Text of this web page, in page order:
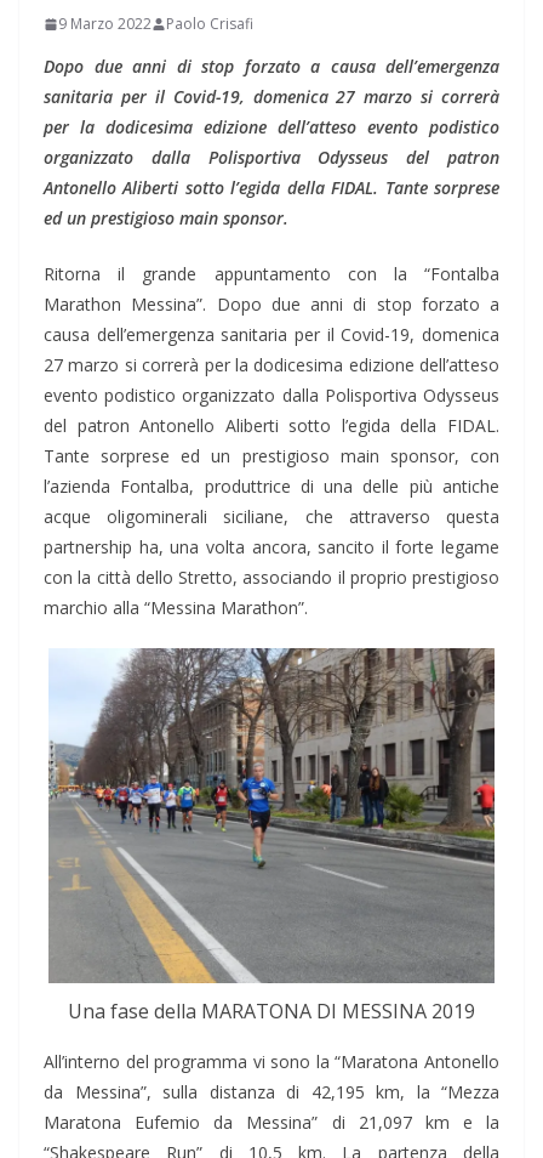
9 Marzo 2022 Paolo Crisafi
Dopo due anni di stop forzato a causa dell’emergenza
sanitaria per il Covid-19, domenica 27 marzo si correrà
per la dodicesima edizione dell’atteso evento podistico
organizzato dalla Polisportiva Odysseus del patron
Antonello Aliberti sotto l’egida della FIDAL. Tante sorprese
ed un prestigioso main sponsor.
Ritorna il grande appuntamento con la “Fontalba
Marathon Messina”. Dopo due anni di stop forzato a
causa dell’emergenza sanitaria per il Covid-19, domenica
27 marzo si correrà per la dodicesima edizione dell’atteso
evento podistico organizzato dalla Polisportiva Odysseus
del patron Antonello Aliberti sotto l’egida della FIDAL.
Tante sorprese ed un prestigioso main sponsor, con
l’azienda Fontalba, produttrice di una delle più antiche
acque oligominerali siciliane, che attraverso questa
partnership ha, una volta ancora, sancito il forte legame
con la città dello Stretto, associando il proprio prestigioso
marchio alla “Messina Marathon”.
Una fase della MARATONA DI MESSINA 2019
All’interno del programma vi sono la “Maratona Antonello
da Messina”, sulla distanza di 42,195 km, la “Mezza
Maratona Eufemio da Messina” di 21,097 km e la
“Shakespeare Run” di 10,5 km. La partenza della